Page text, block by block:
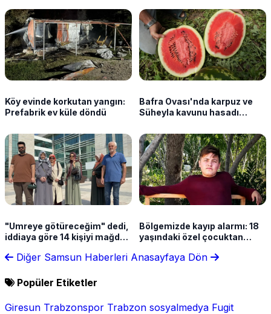
Köy evinde korkutan yangın:
Prefabrik ev küle döndü
Bafra Ovası'nda karpuz ve
Süheyla kavunu hasadı
"Umreye götüreceğim" dedi,
iddiaya göre 14 kişiyi mağdur
Bölgemizde kayıp alarmı: 18
yaşındaki özel çocuktan
Diğer Samsun Haberleri Anasayfaya Dön
Popüler Etiketler
Giresun Trabzonspor Trabzon sosyalmedya Fugit